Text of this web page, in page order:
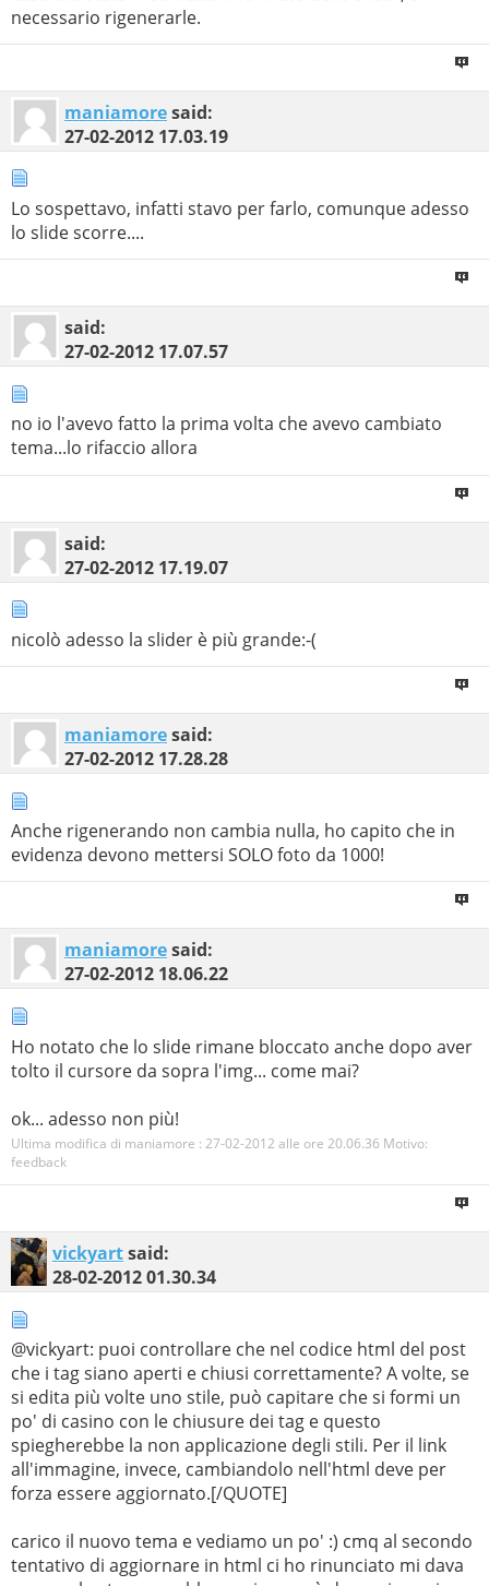
necessario rigenerarle.
maniamoresaid:
27-02-2012 17.03.19
Lo sospettavo, infatti stavo per farlo, comunque adesso
lo slide scorre....
said:
27-02-2012 17.07.57
no io l'avevo fatto la prima volta che avevo cambiato
tema...lo rifaccio allora
said:
27-02-2012 17.19.07
nicolò adesso la slider è più grande:-(
maniamoresaid:
27-02-2012 17.28.28
Anche rigenerando non cambia nulla, ho capito che in
evidenza devono mettersi SOLO foto da 1000!
maniamoresaid:
27-02-2012 18.06.22
Ho notato che lo slide rimane bloccato anche dopo aver
tolto il cursore da sopra l'img... come mai?
ok... adesso non più!
Ultima modifica di maniamore : 27-02-2012 alle ore 20.06.36 Motivo:
feedback
vickyartsaid:
28-02-201201.30.34
@vickyart: puoi controllare che nel codice html del post
che i tag siano aperti e chiusi correttamente? A volte, se
si edita più volte uno stile, può capitare che si formi un
po' di casino con le chiusure dei tag e questo
spiegherebbe la non applicazione degli stili. Per il link
all'immagine, invece, cambiandolo nell'html deve per
forza essere aggiornato.[/QUOTE]
carico il nuovo tema e vediamo un po' :) cmq al secondo
tentativo di aggiornare in html ci ho rinunciato mi dava